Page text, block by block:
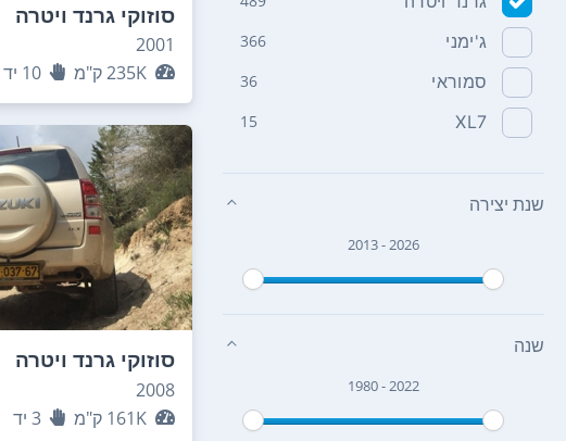
ג'ימני 366
סמוראי 36
XL7
15
שנת יצירה
2013 - 2026
שנה
1980 - 2022
סוזוקי גרנד ויטרה
2001
235Kק"מ 10 יד
סוזוקי גרנד ויטרה
2008
161K ק"מ 3 יד